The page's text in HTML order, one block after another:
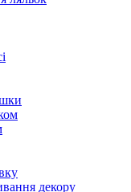
декору